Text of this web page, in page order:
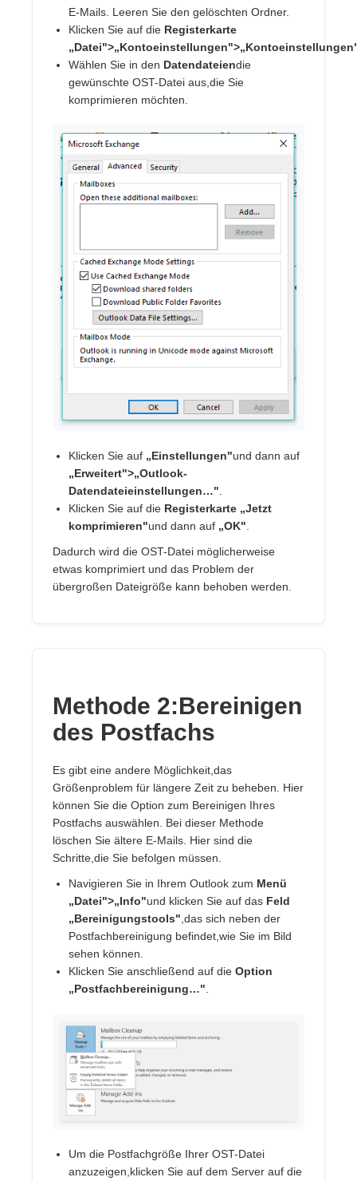
E-Mails. Leeren Sie den gelöschten Ordner.
Klicken Sie auf die Registerkarte
Wählen Sie in den Datendateiendie
gewünschte OST-Datei aus,die Sie
komprimieren möchten.
Klicken Sie auf „Einstellungen"und dann auf
„Erweitert">„Outlook-
Datendateieinstellungen…"
Klicken Sie auf die Registerkarte „Jetzt
komprimieren"und dann auf „OK"
Dadurch wird die OST-Datei möglicherweise
etwas komprimiert und das Problem der
übergroßen Dateigröße kann behoben werden.
Methode 2:Bereinigen
des Postfachs
Es gibt eine andere Möglichkeit,das
Größenproblem für längere Zeit zu beheben. Hier
können Sie die Option zum Bereinigen Ihres
Postfachs auswählen. Bei dieser Methode
löschen Sie ältere E-Mails. Hier sind die
Schritte,die Sie befolgen müssen.
Navigieren Sie in Ihrem Outlook zum Menü
„Datei">„Info"und klicken Sie auf das Feld
„Bereinigungstools" ,das sich neben der
Postfachbereinigung befindet,wie Sie im Bild
sehen können.
Klicken Sie anschließend auf die Option
„Postfachbereinigung…"
Um die Postfachgröße Ihrer OST-Datei
anzuzeigen,klicken Sie auf dem Server auf die